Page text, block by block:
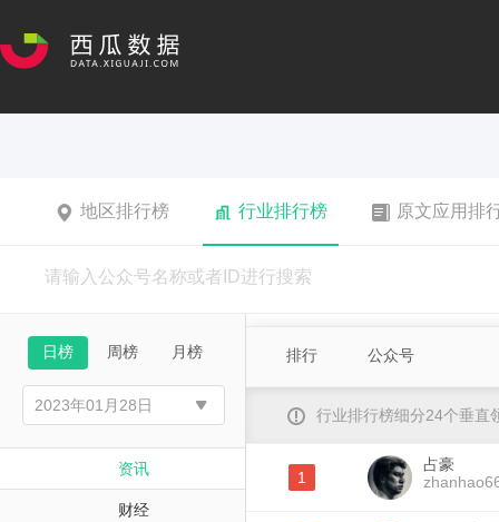
地区排行榜 行业排行榜 原文应用排
日榜 周榜 月榜
资讯
财经
排行 公众号
行业排行榜细分24个垂直
1
占豪